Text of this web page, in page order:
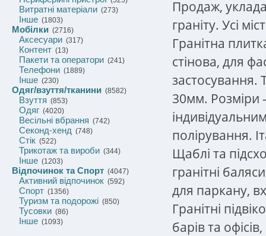
Витратні матеріали (273)
Інше (1803)
Мобілки (2716)
Аксесуари (317)
Контент (13)
Пакети та оператори (241)
Телефони (1889)
Інше (230)
Одяг/взуття/тканини (8582)
Взуття (853)
Одяг (4020)
Весільні вбрання (742)
Секонд-хенд (748)
Стік (522)
Трикотаж та вироби (344)
Інше (1203)
Відпочинок та Спорт (4047)
Активний відпочинок (592)
Спорт (1356)
Туризм та подорожі (850)
Тусовки (86)
Інше (1093)
Продаж,
граніту. Усі
Гранітна
стінова, для
30мм. Розміри
полірування.
Щаблі та
гранітні
для паркану,
Гранітні
барів та